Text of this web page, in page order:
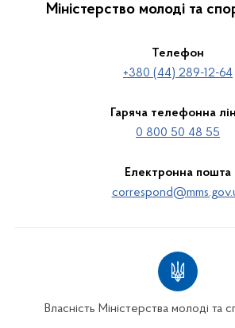
Міністерство молоді та
Телефон
+380 (44) 289-12-64
Гаряча телефонна
0 800 50 48 55
Електронна пошта
Власність Міністерства молоді та